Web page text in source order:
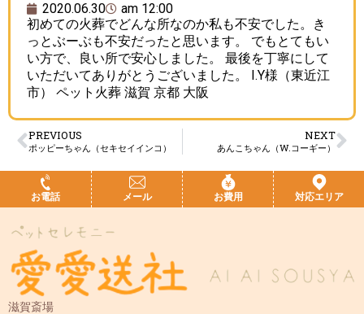
2020.06.30
am 12:00
初めての火葬でどんな所なのか私も不安でした。き
っとぶーぶも不安だったと思います。 でもとてもい
い方で、良い所で安心しました。 最後を丁寧にして
いただいてありがとうございました。 I.Y様（東近江
市） ペット火葬 滋賀 京都 大阪
PREVIOUS
ポッピーちゃん（セキセイインコ）
NEXT
あんこちゃん（W.コーギー）
お電話 メール お費用 対応エリア
滋賀斎場